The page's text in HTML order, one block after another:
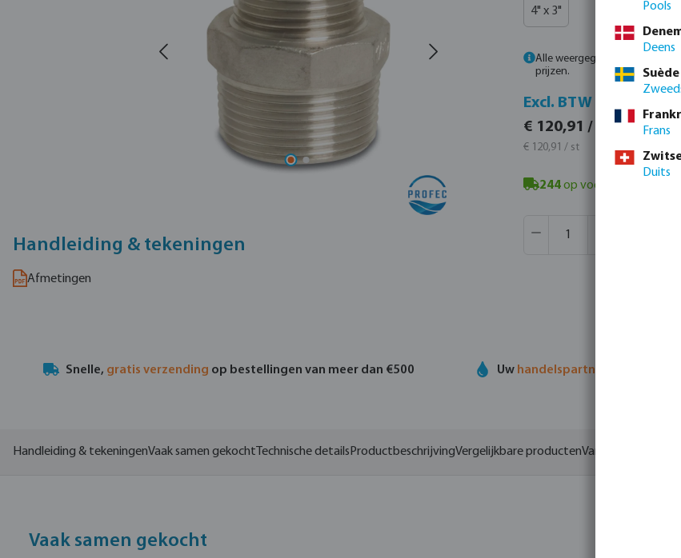
Handleiding & tekeningen
Afmetingen
4" x 3"
Alle weergegeven prijzen zijn
prijzen.
Excl. BTW
€ 120,91 / 1 st
€ 120,91 / st
244op voorraad in Veghel,
Snelle, gratis verzending op bestellingen van meer dan €500 Uw handelspartner
Handleiding & tekeningenVaak samen gekocht Technische details ProductbeschrijvingVergelijkbare productenVarianten
Vaak samen gekocht
Pools
Deens
Suède
Frans
Duits